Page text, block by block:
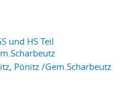
und HS Teil
Pönitz /Gem.Scharbeutz